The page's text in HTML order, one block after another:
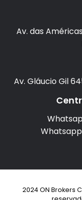
Av. das
Av. Gláucio Gil
2024 ON Brokers